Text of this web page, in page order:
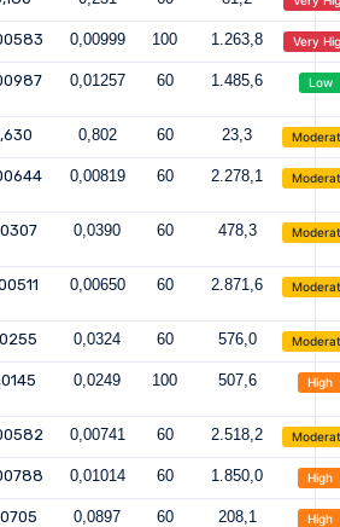
0,00999 100 1.263,8 Very
0,01257 60 1.485,6 Low
0,802 60 23,3
0,00819 60 2.278,1
0,0390 60 478,3
0,00650 60 2.871,6
0,0324 60 576,0
0,0249 100 507,6 High
0,00741 60 2.518,2
0,01014 60 1.850,0 High
0,0897 60 208,1 High